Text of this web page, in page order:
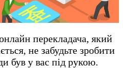
перекладача, який
не забудьте зробити
був у вас під рукою.